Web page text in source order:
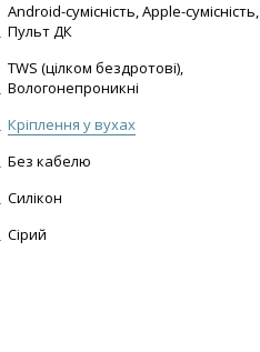
Android-сумісність, Apple-сумісність,
Пульт ДК
TWS (цілком бездротові),
Вологонепроникні
Кріплення у вухах
Без кабелю
Силікон
Сірий